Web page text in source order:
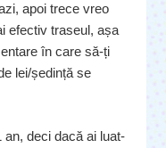
apoi trece vreo
efectiv traseul, așa
în care să-ți
lei/ședință se
deci dacă ai luat-